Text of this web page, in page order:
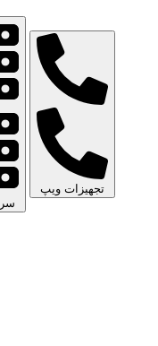
تجهیزات ویپ